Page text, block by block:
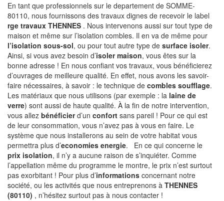
En tant que professionnels sur le departement de SOMME-
80110, nous fournissons des travaux dignes de recevoir le label
rge travaux THENNES . Nous intervenons aussi sur tout type de
maison et même sur l’isolation combles. Il en va de même pour
l’isolation sous-sol, ou pour tout autre type de surface isoler.
Ainsi, si vous avez besoin d’isoler maison, vous êtes sur la
bonne adresse ! En nous confiant vos travaux, vous bénéficierez
d’ouvrages de meilleure qualité. En effet, nous avons les savoir-
faire nécessaires, à savoir : le technique de combles soufflage.
Les matériaux que nous utilisons (par exemple : la laine de
verre) sont aussi de haute qualité. À la fin de notre intervention,
vous allez bénéficierd’un confort sans pareil ! Pour ce qui est
de leur consommation, vous n’avez pas à vous en faire. Le
système que nous installerons au sein de votre habitat vous
permettra plus d’economies energie. En ce qui concerne le
prix isolation, il n’y a aucune raison de s’inquiéter. Comme
l’appellation même du programme le montre, le prix n’est surtout
pas exorbitant ! Pour plus d’informations concernant notre
société, ou les activités que nous entreprenons à THENNES
(80110) , n’hésitez surtout pas à nous contacter !